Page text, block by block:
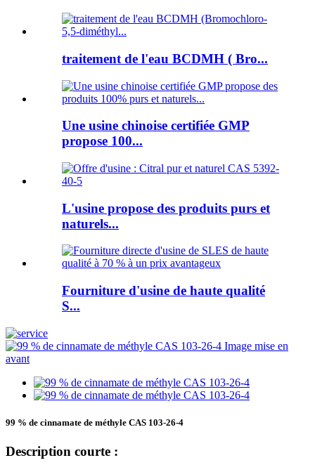
traitement de l'eau BCDMH ( Bro...
Une usine chinoise certifiée GMP
propose 100...
L'usine propose des produits purs et
naturels...
Fourniture d'usine de haute qualité
S...
99 % de cinnamate de méthyle CAS 103-26-4
Description courte :